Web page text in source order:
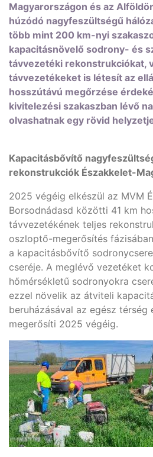
Magyarországon és az
húzódó nagyfeszültségű
több mint 200 km-nyi
kapacitásnövelő sodrony- és
távvezetéki rekonstrukciókat,
távvezetékeket is létesít az
hosszútávú megőrzése
kivitelezési szakaszban lévő
olvashatnak egy rövid
Kapacitásbővítő
rekonstrukciók Északkelet-
2025 végéig elkészül az MVM
Borsodnádasd közötti 41 km
távvezetékének teljes
oszloptő-megerősítés
a kapacitásbővítő
cseréje. A meglévő vezetéket
hőmérsékletű sodronyokra
ezzel növelik az átviteli
beruházásával az egész térség
megerősíti 2025 végéig.